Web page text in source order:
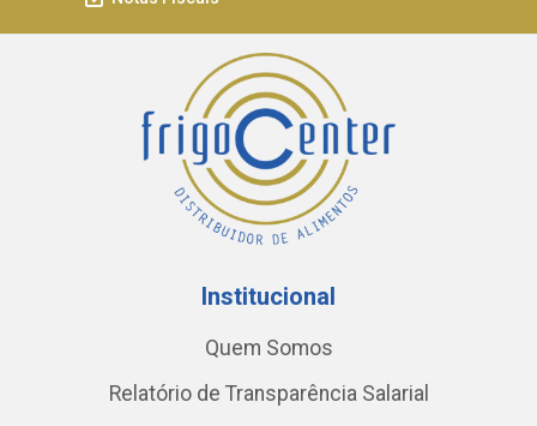
Institucional
Quem Somos
Relatório de Transparência Salarial